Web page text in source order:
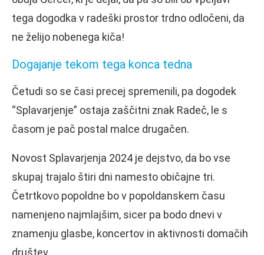
tega dogodka v radeški prostor trdno odločeni, da
ne želijo nobenega kiča!
Dogajanje tekom tega konca tedna
Četudi so se časi precej spremenili, pa dogodek
“Splavarjenje” ostaja zaščitni znak Radeč, le s
časom je pač postal malce drugačen.
Novost Splavarjenja 2024 je dejstvo, da bo vse
skupaj trajalo štiri dni namesto običajne tri.
Četrtkovo popoldne bo v popoldanskem času
namenjeno najmlajšim, sicer pa bodo dnevi v
znamenju glasbe, koncertov in aktivnosti domačih
društev.